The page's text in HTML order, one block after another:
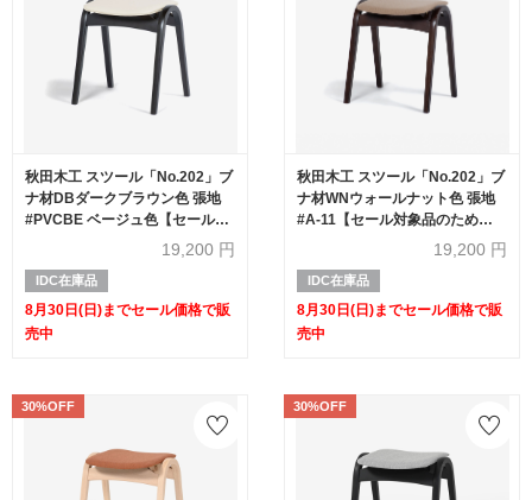
秋田木工 スツール「No.202」ブ
ナ材DBダークブラウン色 張地
#PVCBE ベージュ色【セール対
象品のため20%OFF】19,200 円
IDC在庫品
8月30日(日)までセール価格で販
売中
秋田木工 スツール「No.202」ブ
ナ材WNウォールナット色 張地
#A-11【セール対象品のため
19,200 円
IDC在庫品
8月30日(日)までセール価格で販
売中
30%OFF 30%OFF